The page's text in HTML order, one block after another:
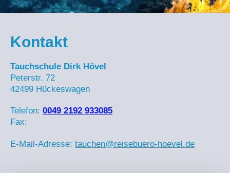
Kontakt
Tauchschule Dirk Hövel
Peterstr. 72
42499 Hückeswagen
Telefon: 0049 2192 933085
Fax:
E-Mail-Adresse: tauchen@reisebuero-hoevel.de